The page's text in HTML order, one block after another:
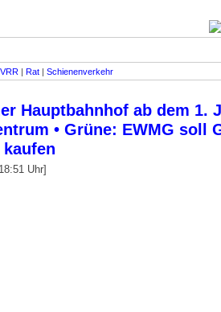
| Rat | Schienenverkehr
Hauptbahnhof ab dem 1.
• Grüne: EWMG soll
Uhr]